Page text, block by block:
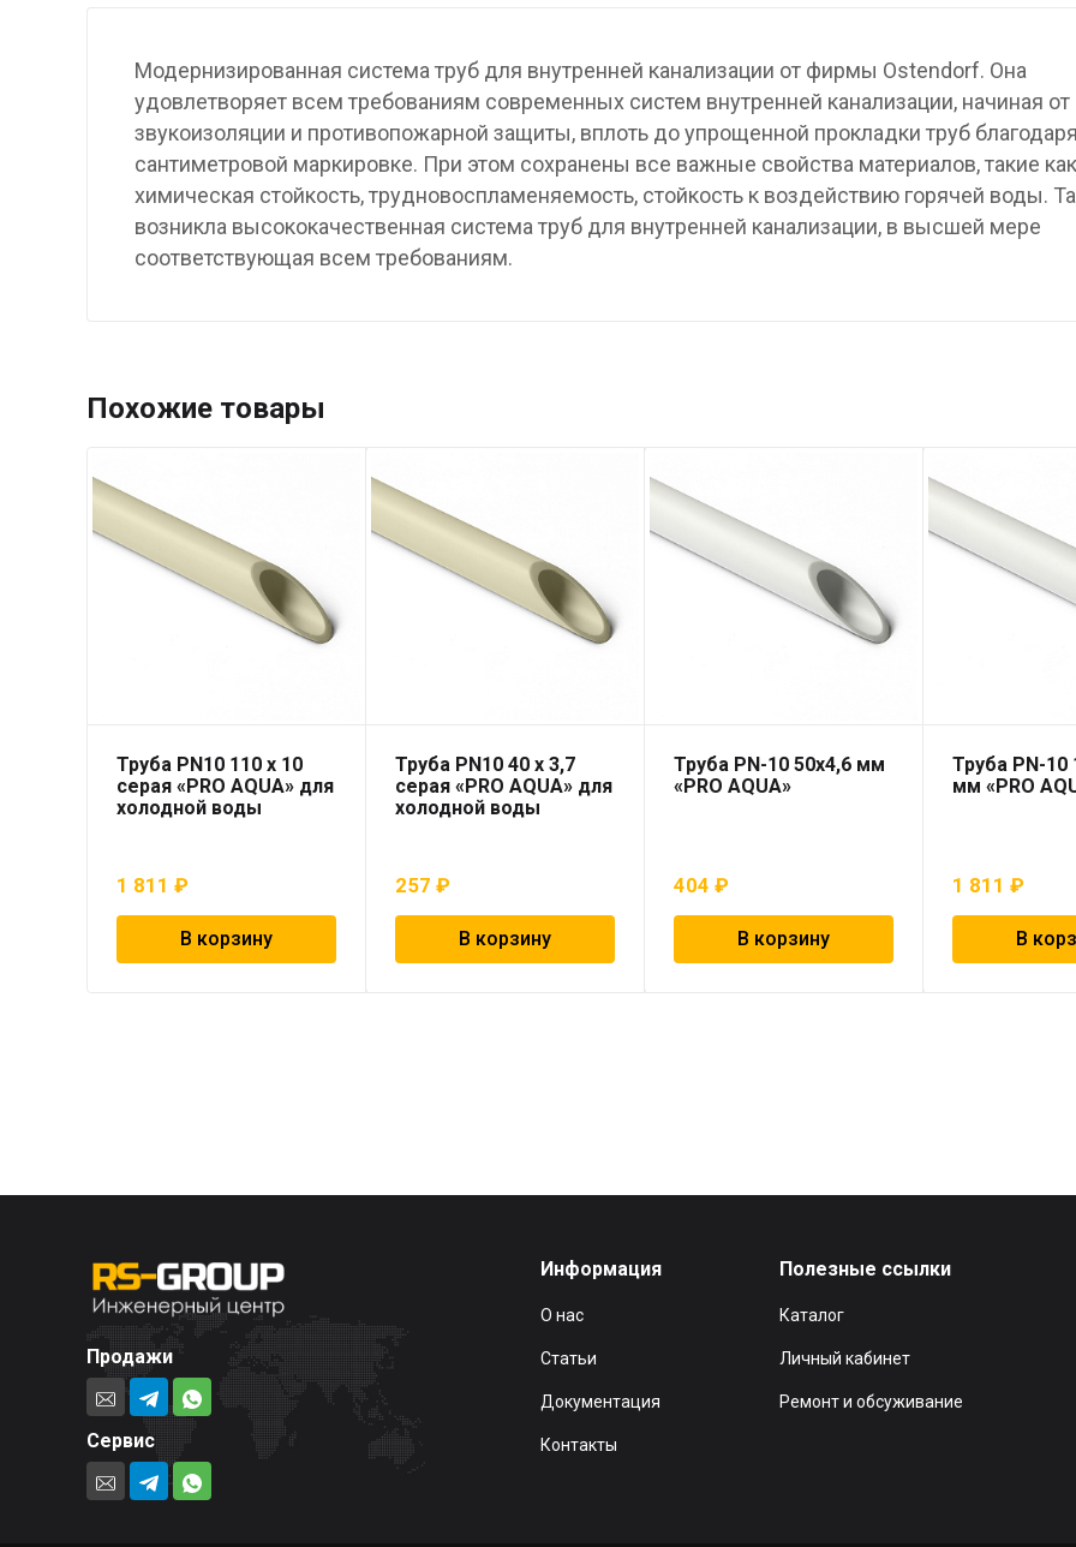
Модернизированная система труб для внутренней канализации от фирмы Ostendorf. Она
удовлетворяет всем требованиям современных систем внутренней канализации, начиная от
звукоизоляции и противопожарной защиты, вплоть до упрощенной прокладки труб благодаря
сантиметровой маркировке. При этом сохранены все важные свойства материалов, такие как
химическая стойкость, трудновоспламеняемость, стойкость к воздействию горячей воды.
возникла высококачественная система труб для внутренней канализации, в высшей мере
соответствующая всем требованиям.
Похожие товары
Труба PN10 110 x 10
серая «PRO AQUA» для
холодной воды
1 811 ₽
В корзину
Труба PN10 40 x 3,7
серая «PRO AQUA» для
холодной воды
257₽
В корзину
Труба PN-10 50х4,6 мм
«PRO AQUA»
404₽
В корзину
Труба PN-10
мм «PRO
1 811₽
В
Продажи
Сервис
Информация
О нас
Статьи
Документация
Контакты
Полезные ссылки
Каталог
Личный кабинет
Ремонт и обсуживание